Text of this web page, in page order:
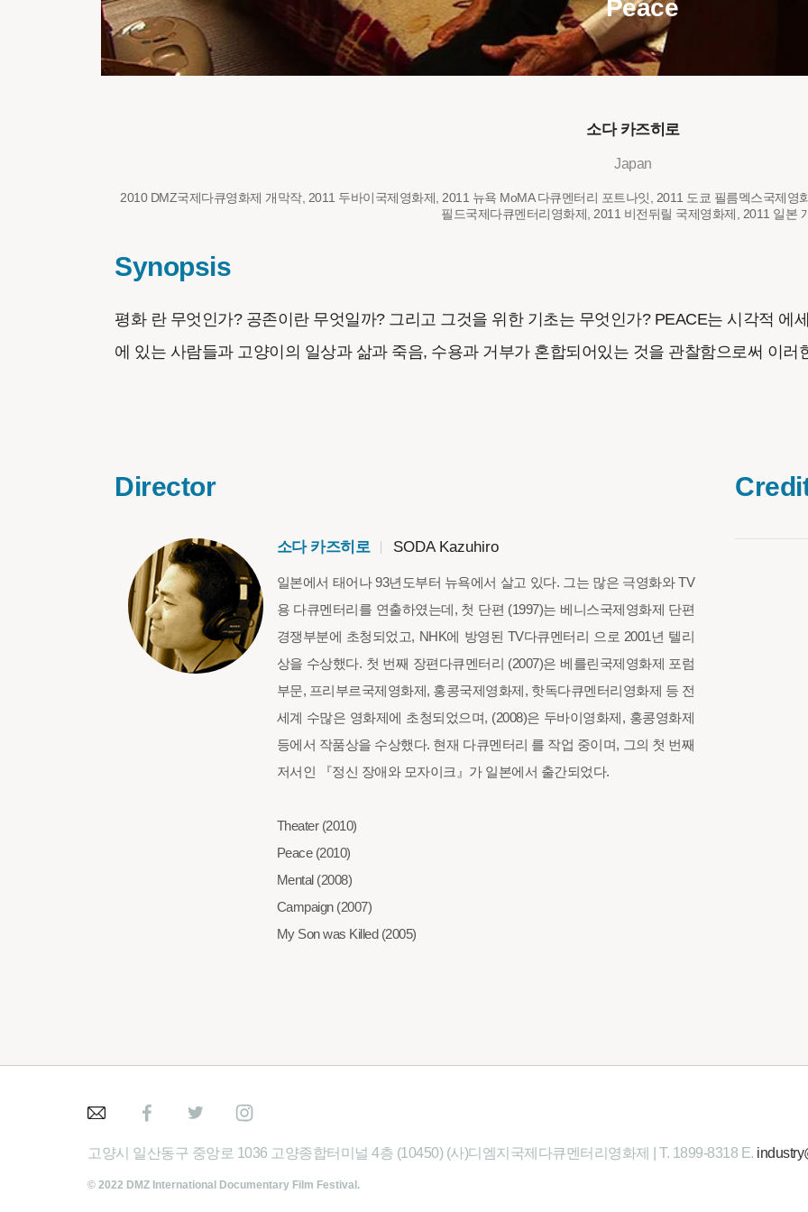
Peace
소다 카즈히로
Japan
2010 DMZ국제다큐영화제 개막작, 2011 두바이국제영화제, 2011 뉴욕 MoMA 다큐멘터리 포트나잇, 2011 도쿄 필름멕스국제
필드국제다큐멘터리영화제, 2011 비전뒤릴 국제영화제, 2011 일본
Synopsis
평화 란 무엇인가? 공존이란 무엇일까? 그리고 그것을 위한 기초는 무엇인가? PEACE는 시각적 에
에 있는 사람들과 고양이의 일상과 삶과 죽음, 수용과 거부가 혼합되어있는 것을 관찰함으로써 이러
Director
소다 카즈히로 SODA Kazuhiro
일본에서 태어나 93년도부터 뉴욕에서 살고 있다. 그는 많은 극영화와 TV
용 다큐멘터리를 연출하였는데, 첫 단편 (1997)는 베니스국제영화제 단편
경쟁부분에 초청되었고, NHK에 방영된 TV다큐멘터리 으로 2001년 텔리
상을 수상했다. 첫 번째 장편다큐멘터리 (2007)은 베를린국제영화제 포럼
부문, 프리부르국제영화제, 홍콩국제영화제, 핫독다큐멘터리영화제 등 전
세계 수많은 영화제에 초청되었으며, (2008)은 두바이영화제, 홍콩영화제
등에서 작품상을 수상했다. 현재 다큐멘터리 를 작업 중이며, 그의 첫 번째
저서인 『정신 장애와 모자이크』가 일본에서 출간되었다.
Theater (2010)
Peace (2010)
Mental (2008)
Campaign (2007)
My Son was Killed (2005)
고양시 일산동구 중앙로 1036 고양종합터미널 4층 (10450) (사)디엠지국제다큐멘터리영화제 | T. 1899-8318 E.
©2022 DMZ International Documentary Film Festival .